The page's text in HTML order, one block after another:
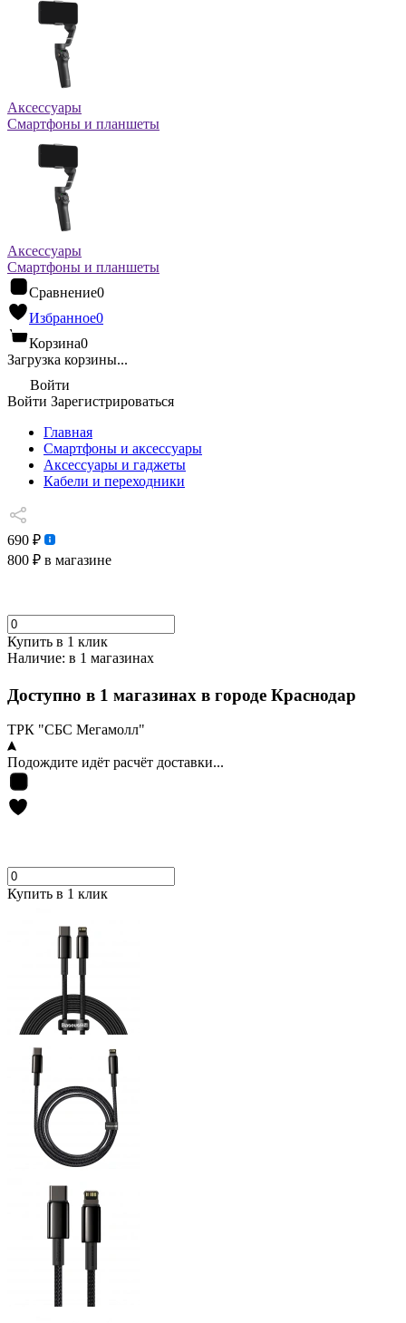
Аксессуары
Смартфоны и планшеты
Аксессуары
Смартфоны и планшеты
Сравнение0
Избранное0
Корзина0
Загрузка корзины...
Войти
Войти Зарегистрироваться
Главная
Смартфоны и аксессуары
Аксессуары и гаджеты
Кабели и переходники
690 ₽
800 ₽ в магазине
Купить в 1 клик
Наличие: в 1 магазинах
Доступно в 1 магазинах в городе Краснодар
ТРК "СБС Мегамолл"
Подождите идёт расчёт доставки...
Купить в 1 клик